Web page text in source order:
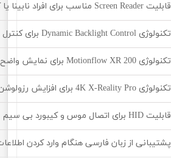
قابلیت Screen Reader مناسب برای افراد نابینا یا کم بینا
تکنولوژی Dynamic Backlight Control برای کنترل نور پس زمینه به صورت پویا
تکنولوژی Motionflow XR 200 برای نمایش واضح و روان صحنه های سریع
تکنولوژی 4K X-Reality Pro برای افزایش رزولوشن تصاویر به 4K و کاهش نویز آنها
قابلیت HID برای اتصال موس و کیبورد بی سیم از طریق بلوتوث به تلویزیون
پشتیبانی از زبان فارسی هنگام وارد کردن